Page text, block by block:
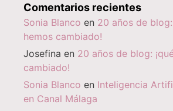
Comentarios recientes
Sonia Blanco en 20 años de
hemos cambiado!
Josefina en 20 años de blog:
cambiado!
Sonia Blanco en Inteligencia
en Canal Málaga